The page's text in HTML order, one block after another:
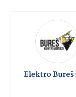
Elektro Bureš